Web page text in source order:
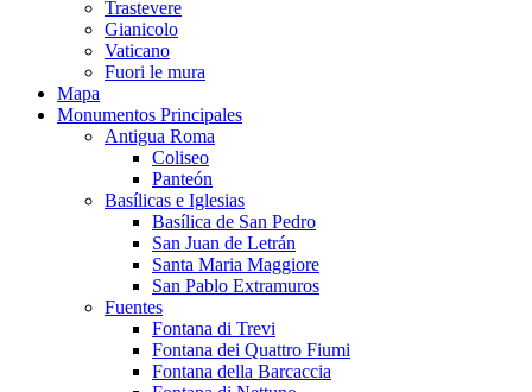
Trastevere
Gianicolo
Vaticano
Fuori le mura
Mapa
Monumentos Principales
Antigua Roma
Coliseo
Panteón
Basílicas e Iglesias
Basílica de San Pedro
San Juan de Letrán
Santa Maria Maggiore
San Pablo Extramuros
Fuentes
Fontana di Trevi
Fontana dei Quattro Fiumi
Fontana della Barcaccia